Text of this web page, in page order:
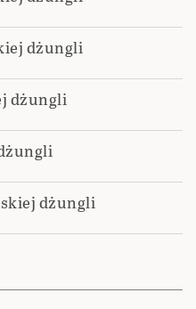
dżungli
dżungli
dżungli